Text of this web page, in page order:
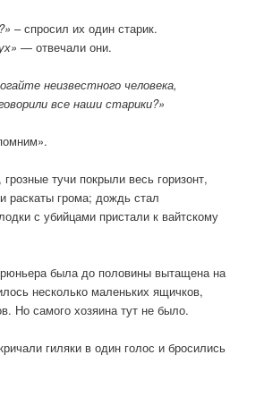
– спросил их один старик.
— отвечали они.
неизвестного человека,
все наши старики?»
тучи покрыли весь горизонт,
грома; дождь стал
с убийцами пристали к вайтскому
была до половины вытащена на
несколько маленьких ящичков,
Но самого хозяина тут не было.
гиляки в один голос и бросились